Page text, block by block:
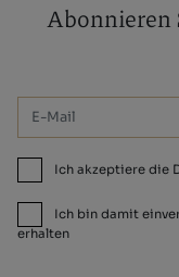
Abonnieren
Ich akzeptiere die
Ich bin damit
erhalten